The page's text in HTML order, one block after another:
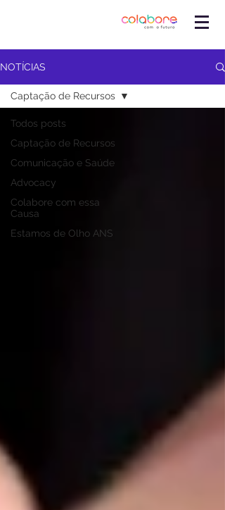
NOTÍCIAS
Todos posts
Captação de Recursos
Comunicação e Saúde
Advocacy
Colabore com essa
Causa
Estamos de Olho ANS
Captação de Recursos